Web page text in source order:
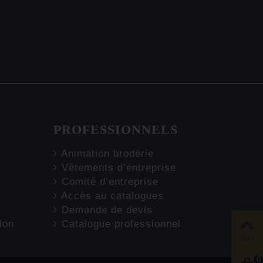
PROFESSIONNELS
Animation broderie
Vêtements d’entreprise
Comité d’entreprise
Accès au catalogues
Demande de devis
Catalogue professionnel
0